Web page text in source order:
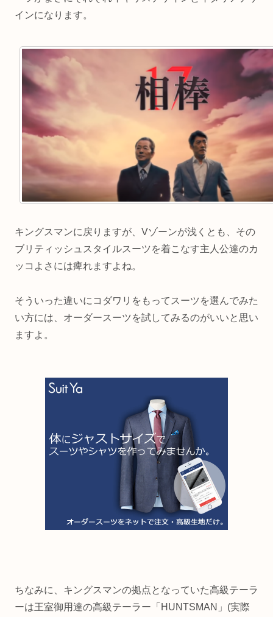
インになります。
キングスマンに戻りますが、Vゾーンが浅くとも、その
ブリティッシュスタイルスーツを着こなす主人公達のカ
ッコよさには痺れますよね。
そういった違いにコダワリをもってスーツを選んでみた
い方には、オーダースーツを試してみるのがいいと思い
ますよ。
ちなみに、キングスマンの拠点となっていた高級テーラ
ーは王室御用達の高級テーラー「HUNTSMAN」(実際